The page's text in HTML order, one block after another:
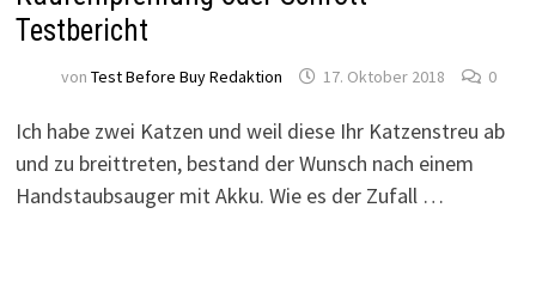
Testbericht
von Test Before Buy Redaktion 17. Oktober 2018 0
Ich habe zwei Katzen und weil diese Ihr Katzenstreu ab
und zu breittreten, bestand der Wunsch nach einem
Handstaubsauger mit Akku. Wie es der Zufall …